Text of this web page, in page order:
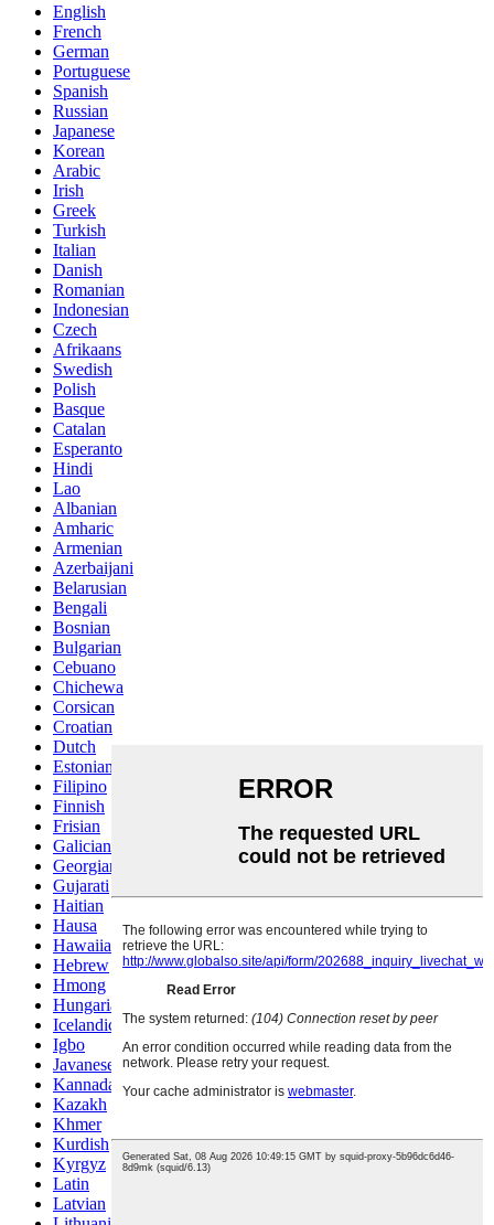
English
French
German
Portuguese
Spanish
Russian
Japanese
Korean
Arabic
Irish
Greek
Turkish
Italian
Danish
Romanian
Indonesian
Czech
Afrikaans
Swedish
Polish
Basque
Catalan
Esperanto
Hindi
Lao
Albanian
Amharic
Armenian
Azerbaijani
Belarusian
Bengali
Bosnian
Bulgarian
Cebuano
Chichewa
Corsican
Croatian
Dutch
Estonian
Filipino
Finnish
Frisian
Galician
Georgian
Gujarati
Haitian
Hausa
Hawaiian
Hebrew
Hmong
Hungarian
Icelandic
Igbo
Javanese
Kannada
Kazakh
Khmer
Kurdish
Kyrgyz
Latin
Latvian